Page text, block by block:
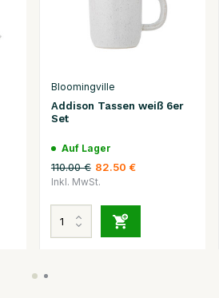
Bloomingville
Addison Tassen weiß 6er
Set
Auf Lager
110.00 € 82.50 €
Inkl. MwSt.